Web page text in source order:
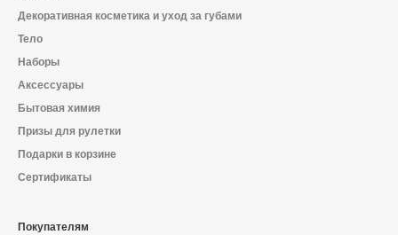
Декоративная косметика и уход за губами
Тело
Наборы
Аксессуары
Бытовая химия
Призы для рулетки
Подарки в корзине
Сертификаты
Покупателям